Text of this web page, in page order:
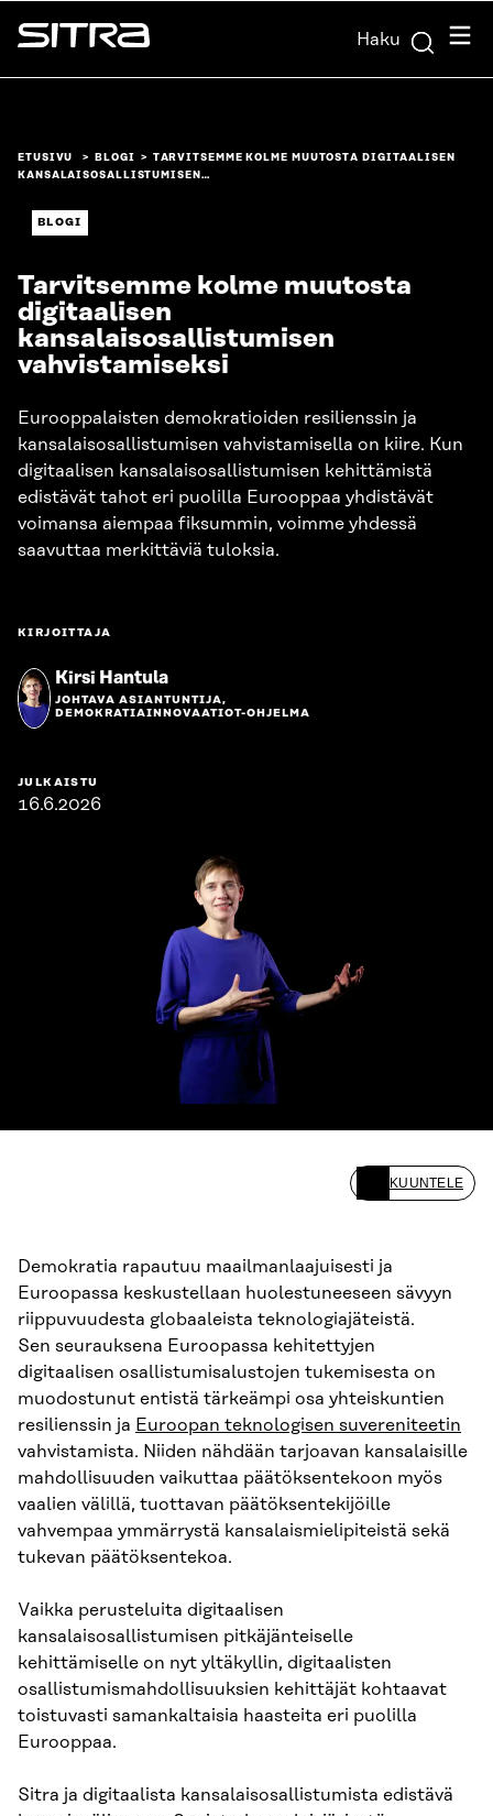
Siirry
suoraan
Sitra Haku
ETUSIVU BLOGI
TARVITSEMME KOLME MUUTOSTA DIGITAALISEN
KANSALAISOSALLISTUMISEN…
BLOGI
Tarvitsemme kolme muutosta
digitaalisen
kansalaisosallistumisen
vahvistamiseksi
Eurooppalaisten demokratioiden resilienssin ja
kansalaisosallistumisen vahvistamisella on kiire. Kun
digitaalisen kansalaisosallistumisen kehittämistä
edistävät tahot eri puolilla Eurooppaa yhdistävät
voimansa aiempaa fiksummin, voimme yhdessä
saavuttaa merkittäviä tuloksia.
KIRJOITTAJA
Kirsi Hantula
JOHTAVA ASIANTUNTIJA,
DEMOKRATIAINNOVAATIOT-OHJELMA
JULKAISTU
16.6.2026
KUUNTELE
Demokratia rapautuu maailmanlaajuisesti ja
Euroopassa keskustellaan huolestuneeseen sävyyn
riippuvuudesta globaaleista teknologiajäteistä.
Sen seurauksena Euroopassa kehitettyjen
digitaalisen osallistumisalustojen tukemisesta on
muodostunut entistä tärkeämpi osa yhteiskuntien
resilienssin ja Euroopan teknologisen suvereniteetin
vahvistamista. Niiden nähdään tarjoavan kansalaisille
mahdollisuuden vaikuttaa päätöksentekoon myös
vaalien välillä, tuottavan päätöksentekijöille
vahvempaa ymmärrystä kansalaismielipiteistä sekä
tukevan päätöksentekoa.
Vaikka perusteluita digitaalisen
kansalaisosallistumisen pitkäjänteiselle
kehittämiselle on nyt yltäkyllin, digitaalisten
osallistumismahdollisuuksien kehittäjät kohtaavat
toistuvasti samankaltaisia haasteita eri puolilla
Eurooppaa.
Sitra ja digitaalista kansalaisosallistumista edistävä